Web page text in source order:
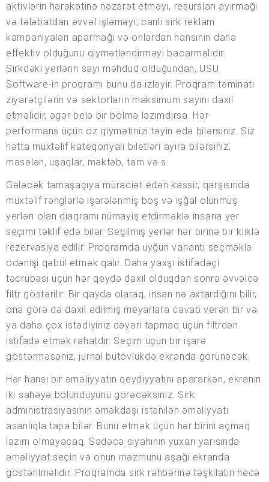
aktivlərin hərəkətinə nəzarət etməyi, resursları ayırmağı
və tələbatdan əvvəl işləməyi, canlı sirk reklam
kampaniyaları aparmağı və onlardan hansının daha
effektiv olduğunu qiymətləndirməyi bacarmalıdır.
Sirkdəki yerlərin sayı məhdud olduğundan, USU
Software-in proqramı bunu da izləyir. Proqram təminatı
ziyarətçilərin və sektorların maksimum sayını daxil
etməlidir, əgər belə bir bölmə lazımdırsa. Hər
performans üçün öz qiymətinizi təyin edə bilərsiniz. Siz
hətta müxtəlif kateqoriyalı biletləri ayıra bilərsiniz,
məsələn, uşaqlar, məktəb, tam və s.
Gələcək tamaşaçıya müraciət edən kassir, qarşısında
müxtəlif rənglərlə işarələnmiş boş və işğal olunmuş
yerləri olan diaqramı nümayiş etdirməklə insana yer
seçimi təklif edə bilər. Seçilmiş yerlər hər birinə bir kliklə
rezervasiya edilir. Proqramda uyğun variantı seçməklə
ödənişi qəbul etmək qalır. Daha yaxşı istifadəçi
təcrübəsi üçün hər qeydə daxil olduqdan sonra əvvəlcə
filtr göstərilir. Bir qayda olaraq, insan nə axtardığını bilir,
ona görə də daxil edilmiş meyarlara cavab verən bir və
ya daha çox istədiyiniz dəyəri tapmaq üçün filtrdən
istifadə etmək rahatdır. Seçim üçün bir işarə
göstərməsəniz, jurnal bütövlükdə ekranda görünəcək.
Hər hansı bir əməliyyatın qeydiyyatını apararkən, ekranın
iki sahəyə bölündüyünü görəcəksiniz. Sirk
administrasiyasının əməkdaşı istənilən əməliyyatı
asanlıqla tapa bilər. Bunu etmək üçün hər birini açmaq
lazım olmayacaq. Sadəcə siyahının yuxarı yarısında
əməliyyat seçin və onun məzmunu aşağı ekranda
göstərilməlidir. Proqramda sirk rəhbərinə təşkilatın necə